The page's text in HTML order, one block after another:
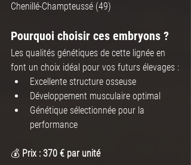
Chenillé-Champteussé (49)
Pourquoi choisir ces embryons ?
Les qualités génétiques de cette lignée en
font un choix idéal pour vos futurs élevages :
Excellente structure osseuse
Développement musculaire optimal
Génétique sélectionnée pour la
performance
💰 Prix : 370 € par unité